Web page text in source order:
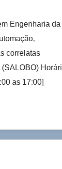
Engenharia da
correlatas
as 17:00]